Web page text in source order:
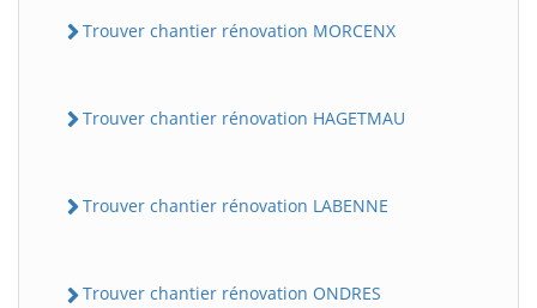
Trouver chantier rénovation MORCENX
Trouver chantier rénovation HAGETMAU
Trouver chantier rénovation LABENNE
Trouver chantier rénovation ONDRES